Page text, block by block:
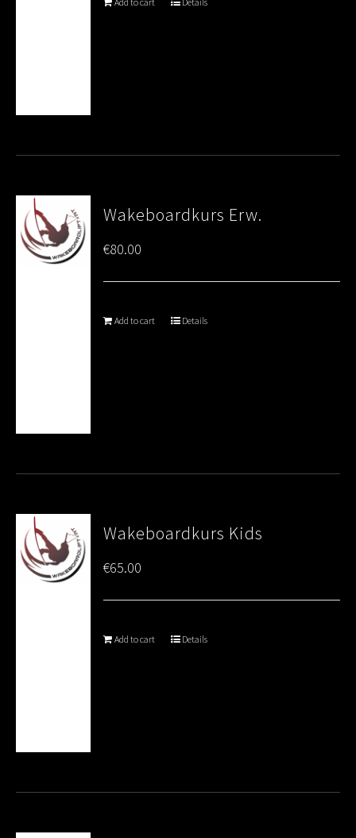
Wakeboardkurs Erw.
€80.00
Add to cart Details
Wakeboardkurs Kids
€65.00
Add to cart Details